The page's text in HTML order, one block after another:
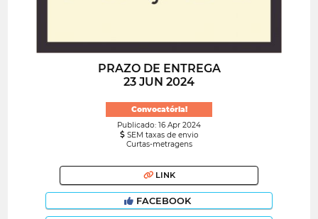
PRAZO DE ENTREGA
23 JUN 2024
Convocatória!
Publicado: 16 Apr 2024
SEM taxas de envio
Curtas-metragens
LINK
FACEBOOK